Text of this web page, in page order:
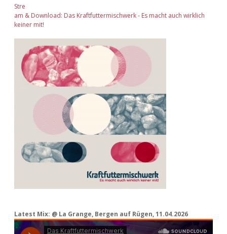
Stre
am & Download: Das Kraftfuttermischwerk - Es macht auch wirklich
keiner mit!
Latest Mix: @ La Grange, Bergen auf Rügen, 11.04.2026